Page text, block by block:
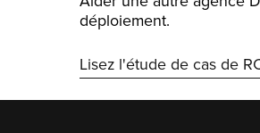
déploiement.
Lisez l'étude de cas de